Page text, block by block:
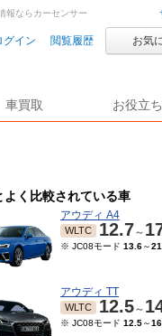
グイン 閲覧履歴 お気
車買取 お役立
報ならカーセンサー
よく比較されている車
アウディ A4
WLTC 12.7～
※ JC08モード 13.6～
アウディ TT
WLTC 12.5～
※ JC08モード 12.5～